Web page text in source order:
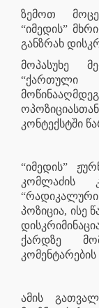
ზემოთ
“იმედის”
განზრახ
მოპასუხე
კონტექსტში
“იმედის”
კომლაძის
პოზიცია, ისე
ქარდზე
ამის